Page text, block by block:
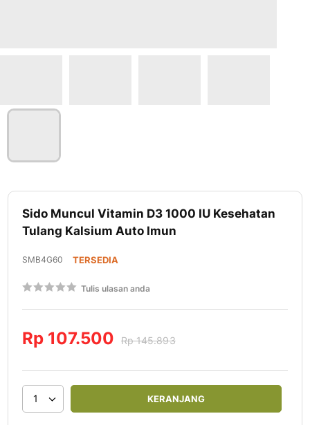
Sido Muncul Vitamin D3 1000 IU Kesehatan
Tulang Kalsium Auto Imun
SMB4G60 TERSEDIA
Rating:
60
% of 100
Tulis ulasan anda
Rp 107.500 Rp 145.893
1 KERANJANG
Lewati
awal
galeri